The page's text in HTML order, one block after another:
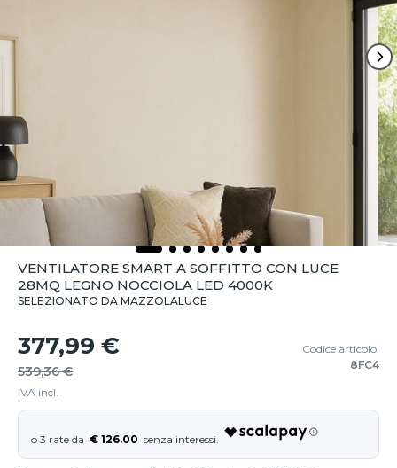
VENTILATORE SMART A SOFFITTO CON LUCE
28MQ LEGNO NOCCIOLA LED 4000K
SELEZIONATO DA MAZZOLALUCE
377,99 €
539,36 €
IVA incl.
Codice articolo:
8FC4
€ 126.00